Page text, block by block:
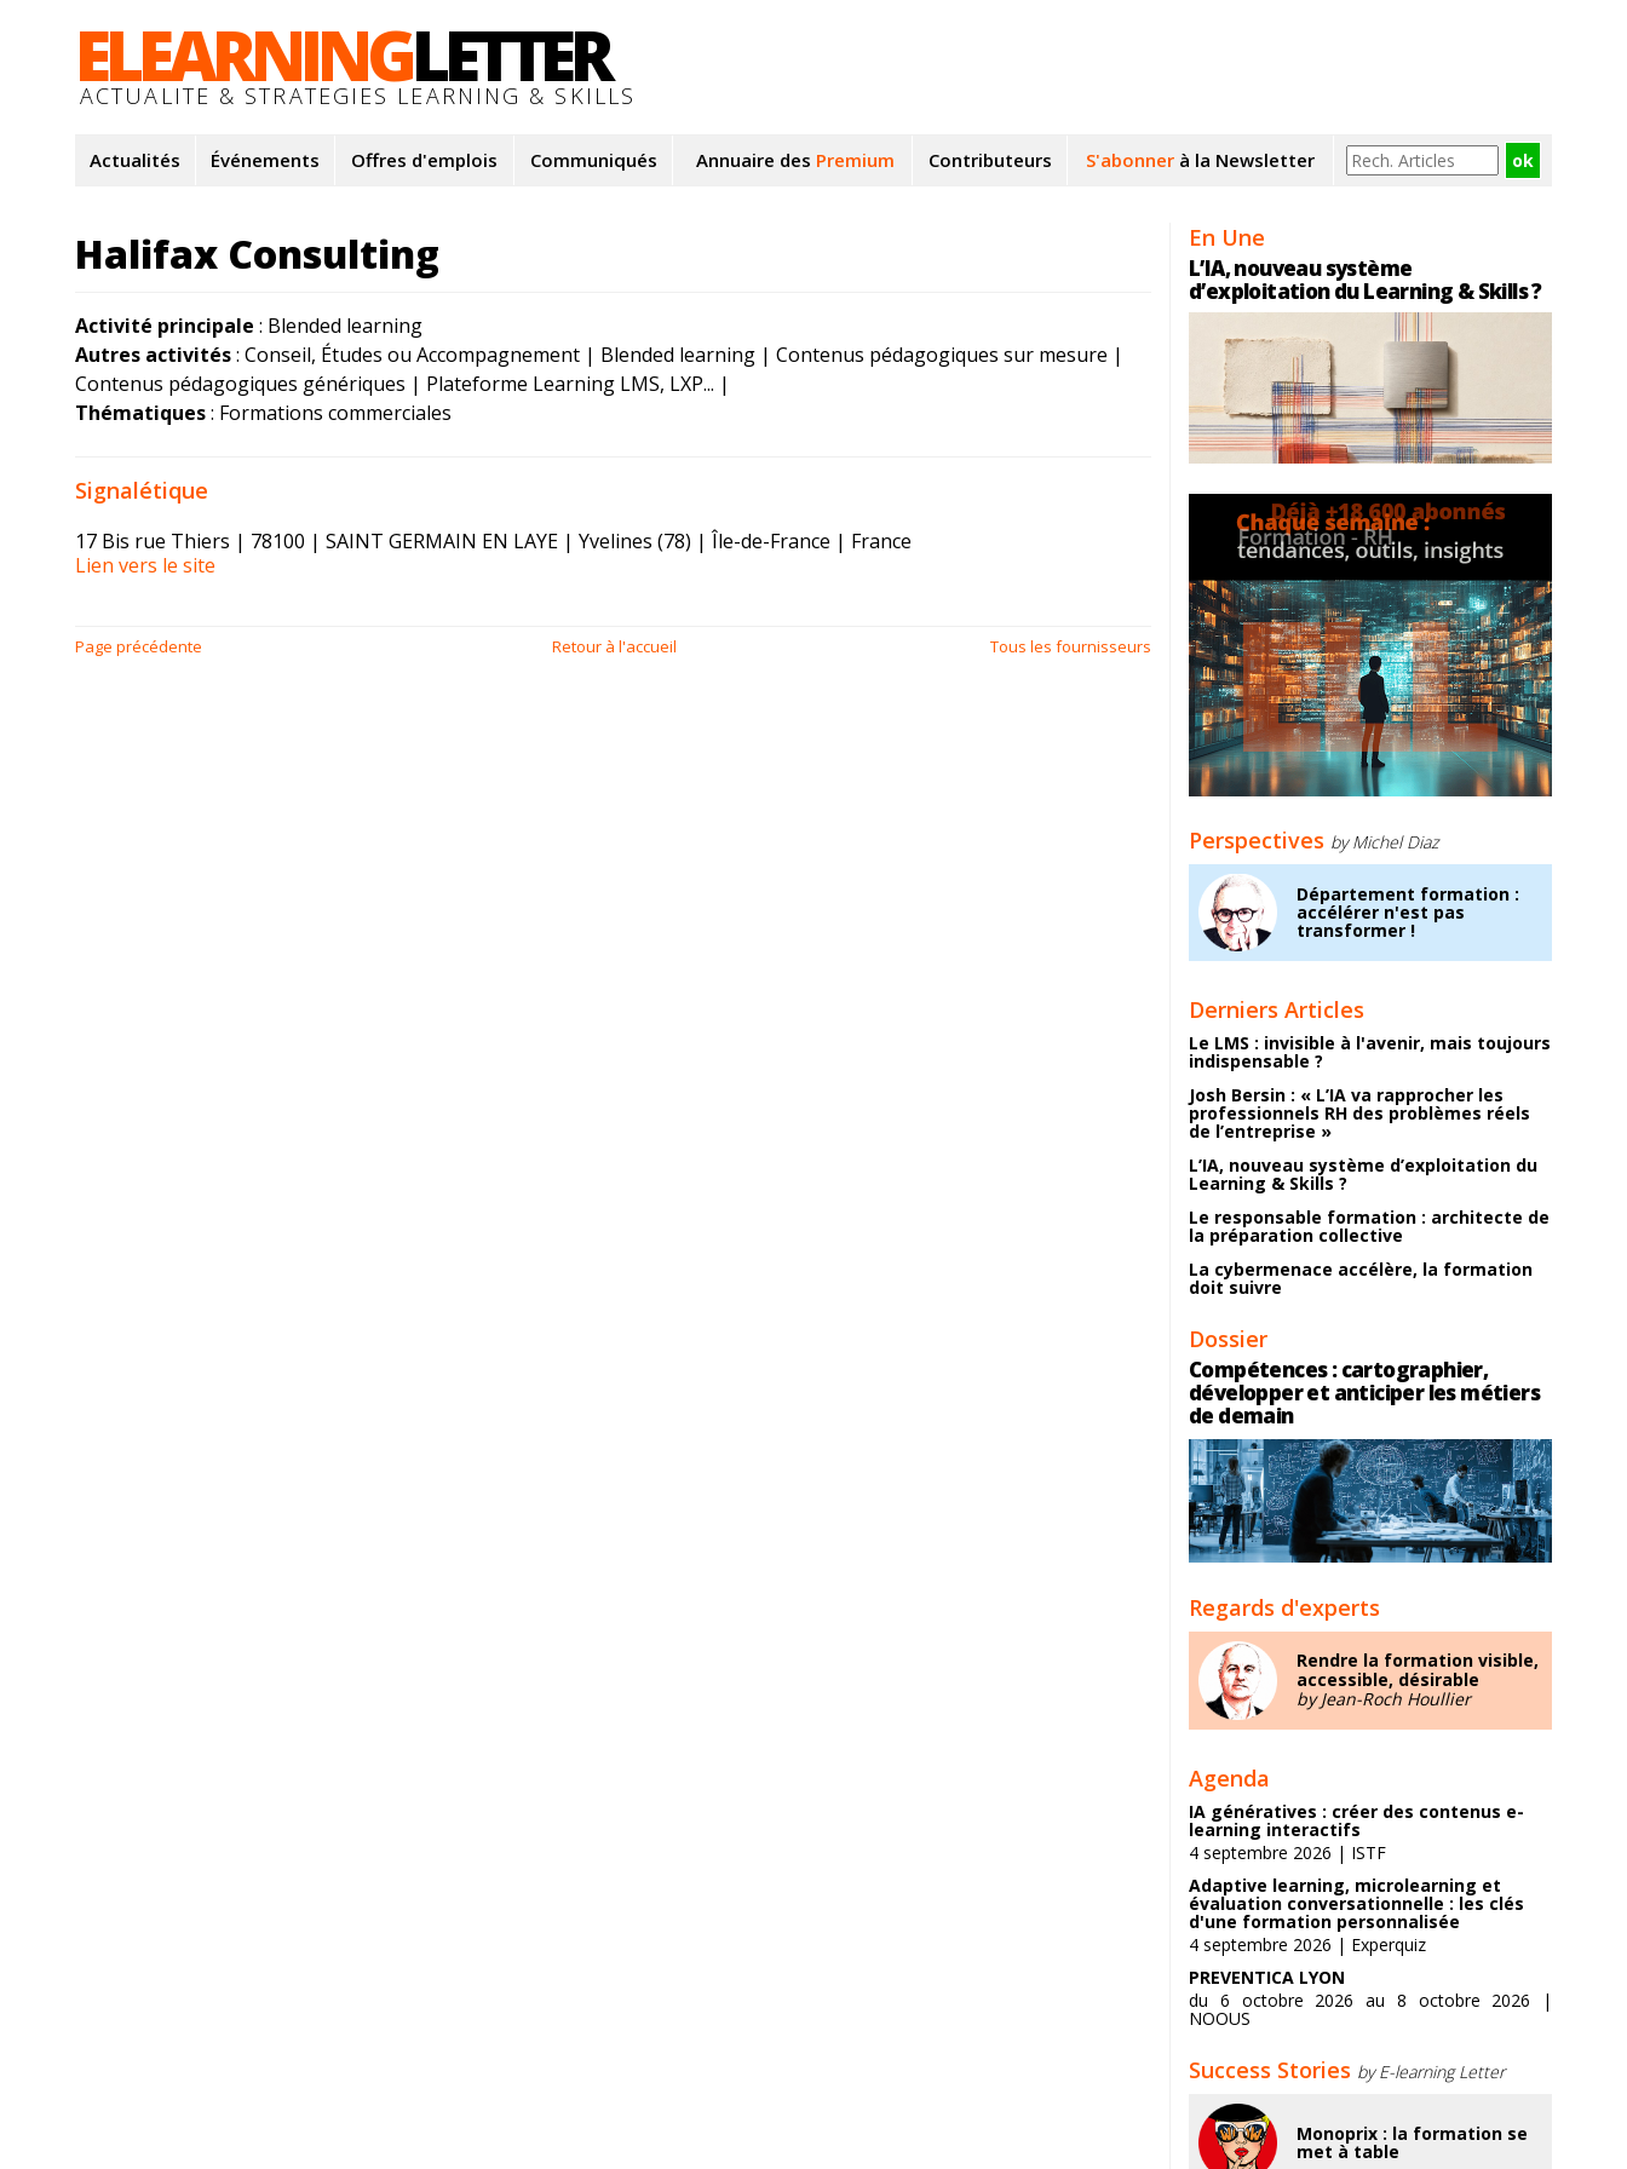
ELEARNINGLETTER
ACTUALITE & STRATEGIES LEARNING & SKILLS
Actualités Événements Offres d'emplois Communiqués Annuaire des Premium Contributeurs S'abonner à la Newsletter
Halifax Consulting
Activité principale : Blended learning
Autres activités: Conseil, Études ou Accompagnement | Blended learning | Contenus pédagogiques sur mesure |
Contenus pédagogiques génériques | Plateforme Learning LMS, LXP... |
Thématiques: Formations commerciales
Signalétique
17 Bis rue Thiers | 78100 | SAINT GERMAIN EN LAYE | Yvelines (78) | Île-de-France | France
Lien vers le site
Page précédente Retour à l'accueil Tous les fournisseurs
En Une
L’IA, nouveau système
d’exploitation du Learning & Skills ?
Perspectives by Michel Diaz
Département formation :
accélérer n'est pas
transformer !
Derniers Articles
Le LMS : invisible à l'avenir, mais toujours
indispensable ?
Josh Bersin : « L’IA va rapprocher les
professionnels RH des problèmes réels
de l’entreprise »
L’IA, nouveau système d’exploitation du
Learning & Skills ?
Le responsable formation : architecte de
la préparation collective
La cybermenace accélère, la formation
doit suivre
Dossier
Compétences : cartographier,
développer et anticiper les métiers
de demain
Regards d'experts
Rendre la formation visible,
accessible, désirable
by Jean-Roch Houllier
Agenda
IA génératives : créer des contenus e-
learning interactifs
4 septembre 2026 | ISTF
Adaptive learning, microlearning et
évaluation conversationnelle : les clés
d'une formation personnalisée
4 septembre 2026 | Experquiz
PREVENTICA LYON
du 6 octobre 2026 au 8 octobre 2026 |
NOOUS
Success Stories by E-learning Letter
Monoprix : la formation se
met à table